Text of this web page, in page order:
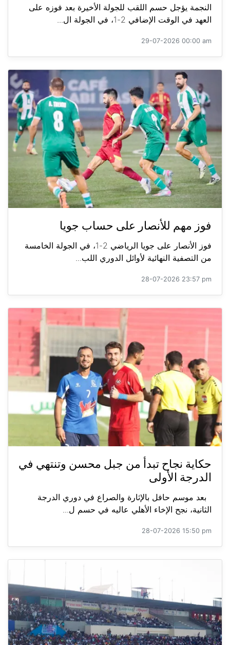
النجمة يؤجل حسم اللقب للجولة الأخيرة بعد فوزه على
العهد في الوقت الإضافي 2-1، في الجولة ال...
29-07-2026 00:00 am
فوز مهم للأنصار على حساب جويا
فوز الأنصار على جويا الرياضي 2-1، في الجولة الخامسة
من التصفية النهائية لأوائل الدوري اللب...
28-07-2026 23:57 pm
حكاية نجاح تبدأ من جبل محسن وتنتهي في
الدرجة الأولى
بعد موسم حافل بالإثارة والصراع في دوري الدرجة
الثانية، نجح الإخاء الأهلي عاليه في حسم ل...
28-07-2026 15:50 pm